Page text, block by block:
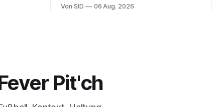
Von SID 06 Aug. 2026
Pit'ch